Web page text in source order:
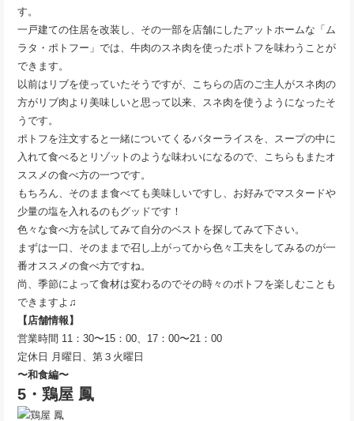
す。
一戸建ての住居を改装し、その一部を店舗にしたアットホームな「ム
ラタ・ポトフー」では、牛肉のスネ肉を使ったポトフを味わうことが
できます。
以前はリブを使っていたそうですが、こちらの店のご主人がスネ肉の
方がリブ肉より美味しいと思って以来、スネ肉を使うようになったそ
うです。
ポトフを注文すると一緒についてくるバターライスを、スープの中に
入れて食べるとリゾットのような味わいになるので、こちらもまたオ
ススメの食べ方の一つです。
もちろん、そのまま食べても美味しいですし、お好みでマスタードや
少量の塩を入れるのもグッドです！
色々な食べ方を試してみて自分のベストを探してみて下さい。
まずは一口、そのままで召し上がってから色々工夫をしてみるのが一
番オススメの食べ方ですね。
尚、季節によって食材は変わるのでその時々のポトフを楽しむことも
できますよ♫
【店舗情報】
営業時間 11：30〜15：00、17：00〜21：00
定休日 月曜日、第３火曜日
〜和食編〜
5・鶏屋 鳳